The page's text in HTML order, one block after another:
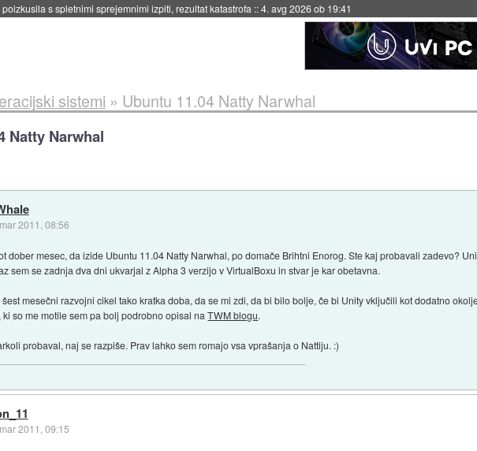
s spletnimi sprejemnimi izpiti, rezultat katastrofa ::4. avg 2026 ob 19:41
sistemi » Ubuntu 11.04 Natty Narwhal
Natty Narwhal
2011, 08:56
dober mesec, da izide Ubuntu 11.04 Natty Narwhal, po domače Brihtni Enorog. Ste kaj probavali zadevo?
sem se zadnja dva dni ukvarjal z Alpha 3 verzijo v VirtualBoxu in stvar je kar obetavna.
mesečni razvojni cikel tako kratka doba, da se mi zdi, da bi bilo bolje, če bi Unity vključili kot dodatno
ki so me motile sem pa bolj podrobno opisal naTWM blogu.
probaval, naj se razpiše. Prav lahko sem romajo vsa vprašanja o Nattiju. :)
2011, 09:15